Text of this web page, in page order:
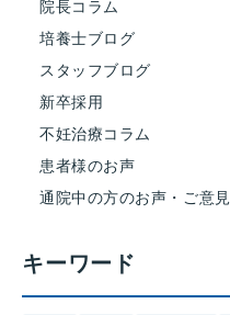
院長コラム
培養士ブログ
スタッフブログ
新卒採用
不妊治療コラム
患者様のお声
通院中の方のお声・ご意見
キーワード